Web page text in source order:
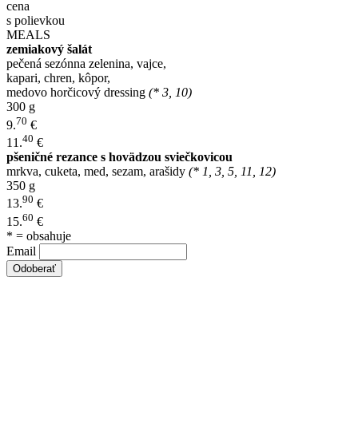
cena
s polievkou
MEALS
zemiakový šalát
pečená sezónna zelenina, vajce,
kapari, chren, kôpor,
medovo horčicový dressing (* 3, 10)
300 g
9.70 €
11.40 €
pšeničné rezance s hovädzou sviečkovicou
mrkva, cuketa, med, sezam, arašidy (* 1, 3, 5, 11, 12)
350 g
13.90 €
15.60 €
* = obsahuje
Email
Odoberať